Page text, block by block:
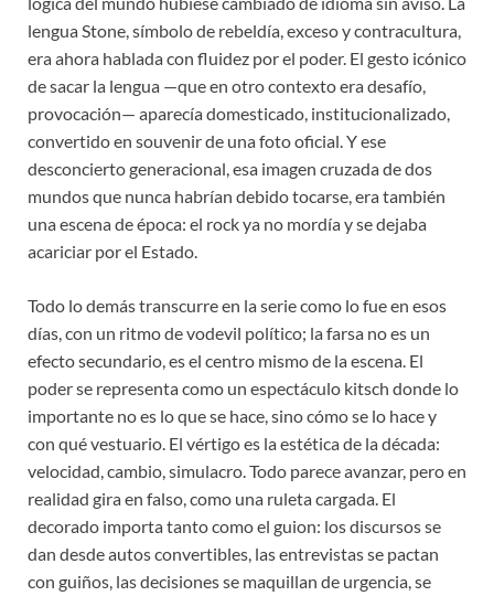
lengua Stone, símbolo de rebeldía, exceso y contracultura,
era ahora hablada con fluidez por el poder. El gesto icónico
de sacar la lengua —que en otro contexto era desafío,
provocación— aparecía domesticado, institucionalizado,
convertido en souvenir de una foto oficial. Y ese
desconcierto generacional, esa imagen cruzada de dos
mundos que nunca habrían debido tocarse, era también
una escena de época: el rock ya no mordía y se dejaba
acariciar por el Estado.
Todo lo demás transcurre en la serie como lo fue en esos
días, con un ritmo de vodevil político; la farsa no es un
efecto secundario, es el centro mismo de la escena. El
poder se representa como un espectáculo kitsch donde lo
importante no es lo que se hace, sino cómo se lo hace y
con qué vestuario. El vértigo es la estética de la década:
velocidad, cambio, simulacro. Todo parece avanzar, pero en
realidad gira en falso, como una ruleta cargada. El
decorado importa tanto como el guion: los discursos se
dan desde autos convertibles, las entrevistas se pactan
con guiños, las decisiones se maquillan de urgencia, se